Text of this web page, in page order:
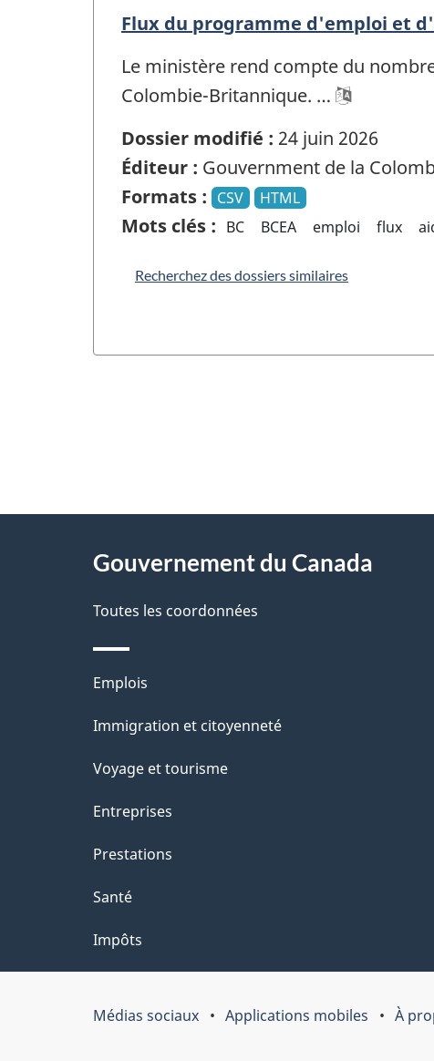
Flux du programme d'emploi et
Le ministère rend compte du
Colombie-Britannique. …
Dossier modifié : 24 juin 2026
Éditeur : Gouvernment de la
Formats : CSV HTML
Mots clés : BC BCEA emploi flux
Recherchez des dossiers similaires
D
é
t
a
i
l
d
e
l
p
a
g
e
Gouvernement du Canada
Toutes les coordonnées
Thèmes
et
Emplois
Immigration et citoyenneté
Voyage et tourisme
Entreprises
Prestations
Santé
Impôts
Organisation
Médias sociaux Applications mobiles À